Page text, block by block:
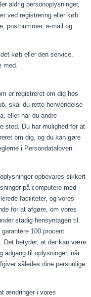
aldrig personoplysninger,
ved registrering eller køb.
postnummer, e-mail og
køb eller den service,
med.
er registreret om dig hos
skal du rette henvendelse
eller har du andre
sted. Du har mulighed for at
om dig, og du kan gøre
i Persondataloven.
opbevares sikkert
på computere med
faciliteter, og vores
for at afgøre, om vores
stadig hensyntagen til
100 procent
Det betyder, at der kan være
adgang til oplysninger, når
således dine personlige
ændringer i vores